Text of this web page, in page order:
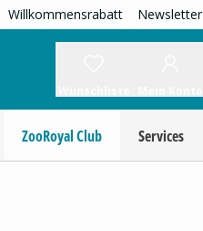
Willkommensrabatt Newsletter
ZooRoyal Club Services